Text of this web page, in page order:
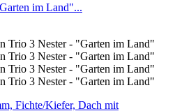
im Land"...